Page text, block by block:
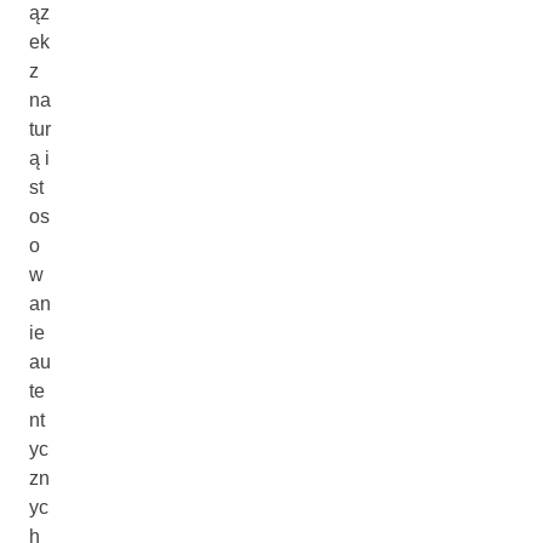
ąz
ek
z
na
tur
ą i
st
os
o
w
an
ie
au
te
nt
yc
zn
yc
h